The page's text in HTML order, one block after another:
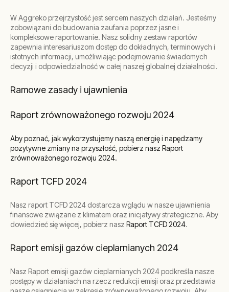
W Aggreko przejrzystość jest sercem naszych działań. Jesteśmy
zobowiązani do budowania zaufania poprzez jasne i
kompleksowe raportowanie. Nasz solidny zestaw raportów
zapewnia interesariuszom dostęp do dokładnych, terminowych i
istotnych informacji, umożliwiając podejmowanie świadomych
decyzji i odpowiedzialność w całej naszej globalnej działalności.
Ramowe zasady i ujawnienia
Raport zrównoważonego rozwoju 2024
Aby poznać, jak wykorzystujemy naszą energię i napędzamy
pozytywne zmiany na przyszłość, pobierz nasz Raport
zrównoważonego rozwoju 2024.
Raport TCFD 2024
Nasz raport TCFD 2024 dostarcza wglądu w nasze ujawnienia
finansowe związane z klimatem oraz inicjatywy strategiczne. Aby
dowiedzieć się więcej, pobierz nasz Raport TCFD 2024.
Raport emisji gazów cieplarnianych 2024
Nasz Raport emisji gazów cieplarnianych 2024 podkreśla nasze
postępy w działaniach na rzecz redukcji emisji oraz przedstawia